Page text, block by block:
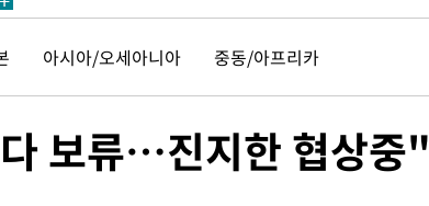
아시아/오세아니아 중동/아프리카
보류…진지한 협상중"